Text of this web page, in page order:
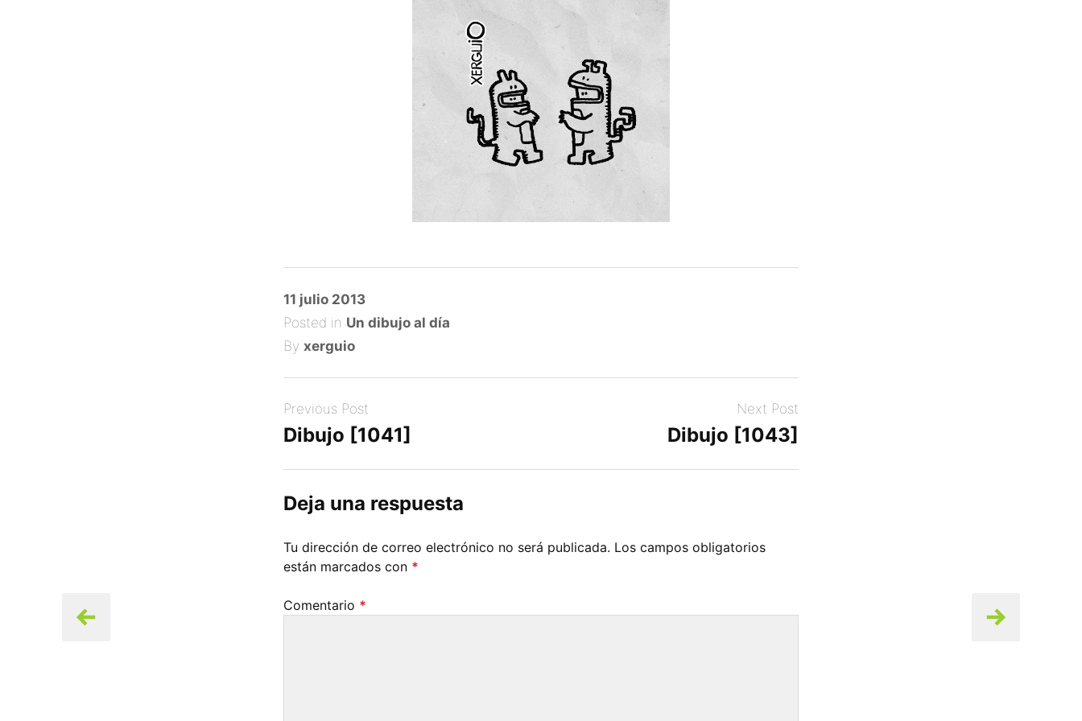
Posted
on
11 julio 2013
Posted in Un dibujo al día
By xerguio
Previous Post
Dibujo [1041]
Next Post
Dibujo [1043]
Deja una respuesta
Tu dirección de correo electrónico no será publicada. Los campos obligatorios
están marcados con *
Comentario *